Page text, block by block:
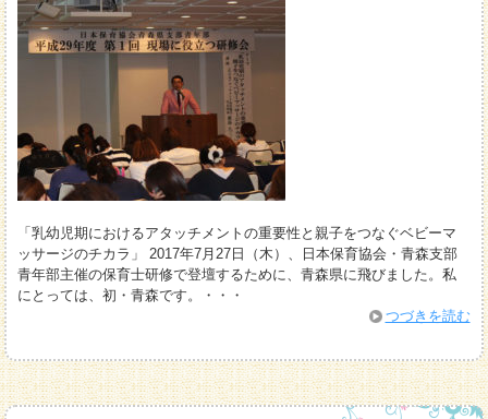
「乳幼児期におけるアタッチメントの重要性と親子をつなぐベビーマ
ッサージのチカラ」 2017年7月27日（木）、日本保育協会・青森支部
青年部主催の保育士研修で登壇するために、青森県に飛びました。私
にとっては、初・青森です。・・・
つづきを読む